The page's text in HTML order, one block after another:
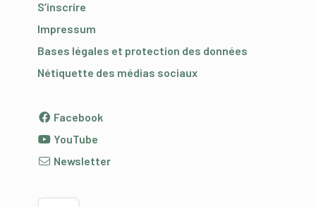
S’inscrire
Impressum
Bases légales et protection des données
Nétiquette des médias sociaux
Facebook
YouTube
Newsletter